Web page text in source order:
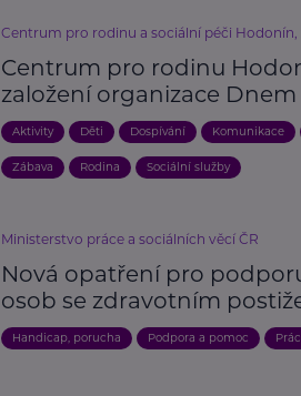
Centrum pro rodinu a sociální péči Hodonín,
Centrum pro rodinu
založení organizace
Aktivity Děti Dospívání Komunikace
Zábava Rodina Sociální služby
Ministerstvo práce a sociálních věcí ČR
Nová opatření pro
osob se zdravotním
Handicap, porucha Podpora a pomoc